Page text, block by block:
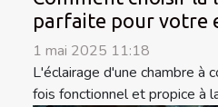
parfaite pour votre
1 mai 2025 11:18
L'éclairage d'une chambre à
fois fonctionnel et propice à